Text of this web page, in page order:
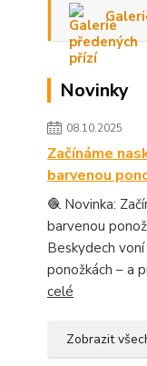
Novinky
08.10.2025
Začínáme
barvenou
🧶 Novinka:
barvenou
Beskydech
ponožkách – a
celé
Zobrazit